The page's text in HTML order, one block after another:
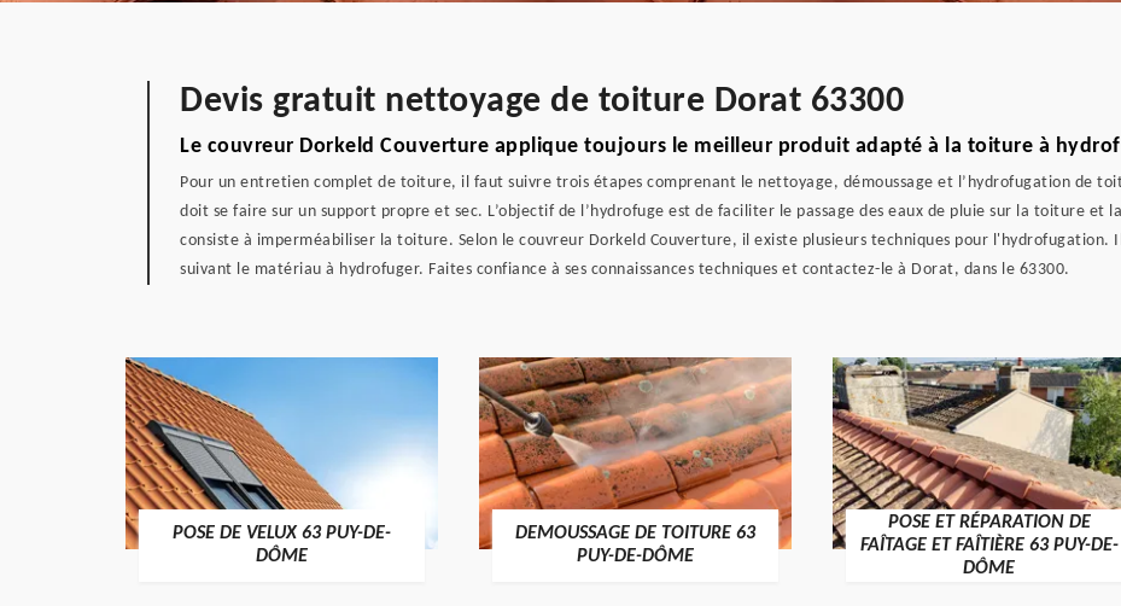
Devis gratuit nettoyage de toiture Dorat 63300
Le couvreur Dorkeld Couverture applique toujours le meilleur produit adapté à la toiture à
Pour un entretien complet de toiture, il faut suivre trois étapes comprenant le nettoyage, démoussage et l’hydrofugation de
doit se faire sur un support propre et sec. L’objectif de l’hydrofuge est de faciliter le passage des eaux de pluie sur la toiture et
consiste à imperméabiliser la toiture. Selon le couvreur Dorkeld Couverture, il existe plusieurs techniques pour
suivant le matériau à hydrofuger. Faites confiance à ses connaissances techniques et contactez-le à Dorat, dans le 63300.
POSE DE VELUX 63 PUY-DE-
DÔME
DEMOUSSAGE DE TOITURE 63
PUY-DE-DÔME
POSE ET RÉPARATION DE
FAÎTAGE ET FAÎTIÈRE 63 PUY-DE-
DÔME